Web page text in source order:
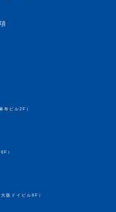
布ビル2F）
）
大阪ドイビル6F）